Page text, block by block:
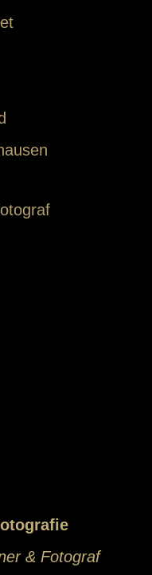
& Fotograf